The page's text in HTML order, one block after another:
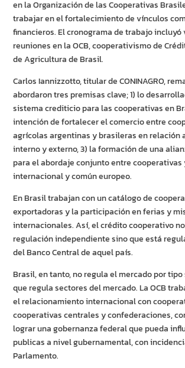
en la Organización de las Cooperativas
trabajar en el fortalecimiento de vínculos
financieros. El cronograma de trabajo
reuniones en la OCB, cooperativismo de
de Agricultura de Brasil.
Carlos Iannizzotto, titular de CONINAGRO,
abordaron tres premisas clave; 1) lo
sistema crediticio para las cooperativas en
intención de fortalecer el comercio entre
agrícolas argentinas y brasileras en relación
interno y externo, 3) la formación de una
para el abordaje conjunto entre cooperativas
internacional y común europeo.
En Brasil trabajan con un catálogo de
exportadoras y la participación en ferias y
internacionales. Así, el crédito cooperativo
regulación independiente sino que está
del Banco Central de aquel país.
Brasil, en tanto, no regula el mercado por
que regula sectores del mercado. La OCB
el relacionamiento internacional con
cooperativas centrales y confederaciones,
lograr una gobernanza federal que pueda
publicas a nivel gubernamental, con
Parlamento.